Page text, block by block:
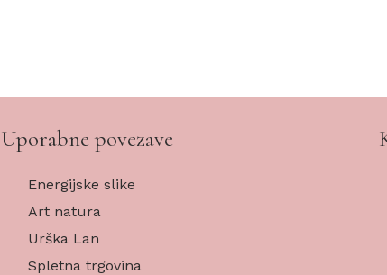
Uporabne povezave
Energijske slike
Art natura
Urška Lan
Spletna trgovina